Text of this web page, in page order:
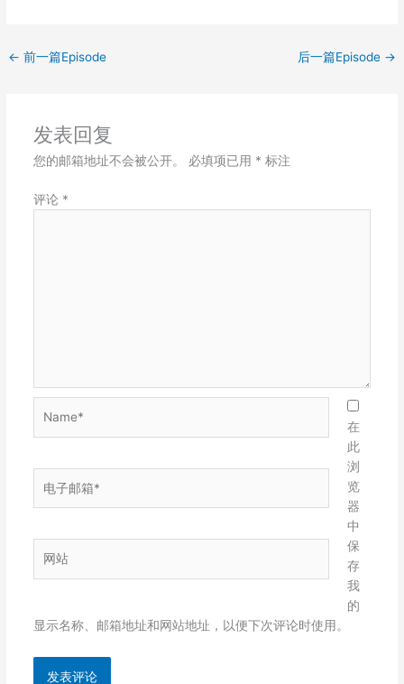
← 前一篇Episode 后一篇Episode →
发表回复
您的邮箱地址不会被公开。 必填项已用 * 标注
评论 *
箱
站
在
此
浏
览
器
中
保
存
我
的
显示名称、邮箱地址和网站地址，以便下次评论时使用。